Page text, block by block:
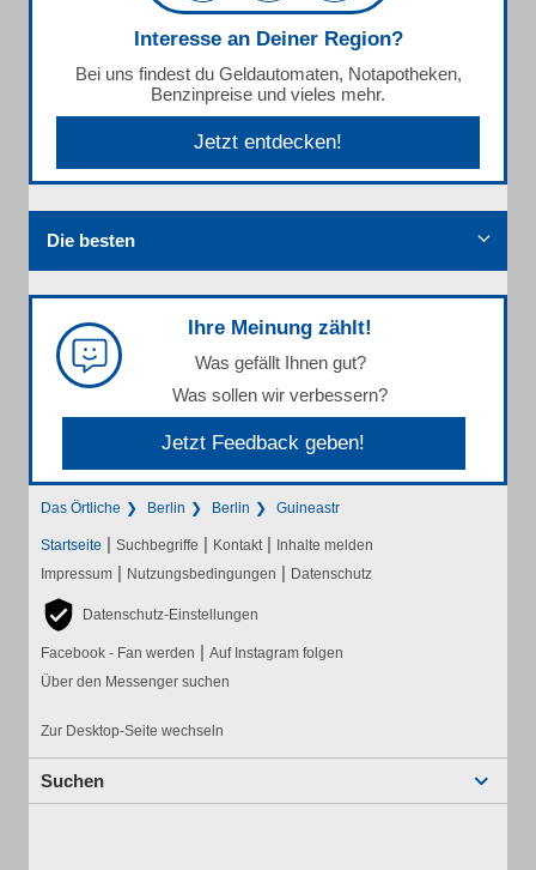
Interesse an Deiner Region?
Bei uns findest du Geldautomaten, Notapotheken,
Benzinpreise und vieles mehr.
Jetzt entdecken!
Die besten
Ihre Meinung zählt!
Was gefällt Ihnen gut?
Was sollen wir verbessern?
Jetzt Feedback geben!
Das Örtliche Berlin Berlin Guineastr
Startseite | Suchbegriffe | Kontakt | Inhalte melden
Impressum | Nutzungsbedingungen | Datenschutz
Datenschutz-Einstellungen
Facebook - Fan werden | Auf Instagram folgen
Über den Messenger suchen
Zur Desktop-Seite wechseln
Suchen